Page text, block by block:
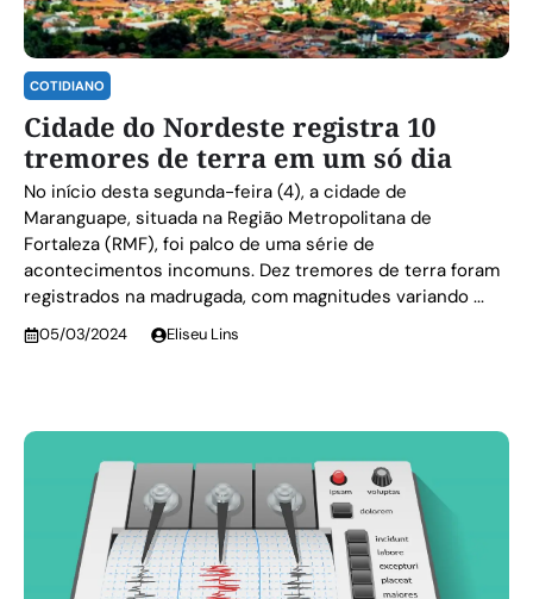
COTIDIANO
Cidade do Nordeste registra 10
tremores de terra em um só dia
No início desta segunda-feira (4), a cidade de
Maranguape, situada na Região Metropolitana de
Fortaleza (RMF), foi palco de uma série de
acontecimentos incomuns. Dez tremores de terra foram
registrados na madrugada, com magnitudes variando ...
05/03/2024 Eliseu Lins